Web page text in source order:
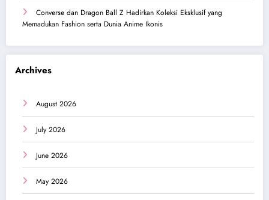
Converse dan Dragon Ball Z Hadirkan Koleksi Eksklusif yang
Memadukan Fashion serta Dunia Anime Ikonis
Archives
August 2026
July 2026
June 2026
May 2026